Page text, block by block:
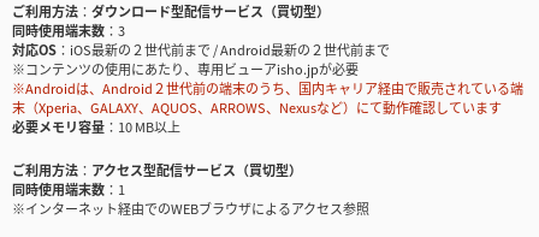
ご利用方法
ダウンロード型配信サービス（買切型）
同時使用端末数
3
対応OS
iOS最新の２世代前まで / Android最新の２世代前まで
※コンテンツの使用にあたり、専用ビューアisho.jpが必要
※Androidは、Android２世代前の端末のうち、国内キャリア経由で販売されている端
末（Xperia、GALAXY、AQUOS、ARROWS、Nexusなど）にて動作確認しています
必要メモリ容量
10 MB以上
ご利用方法
アクセス型配信サービス（買切型）
同時使用端末数
1
※インターネット経由でのWEBブラウザによるアクセス参照